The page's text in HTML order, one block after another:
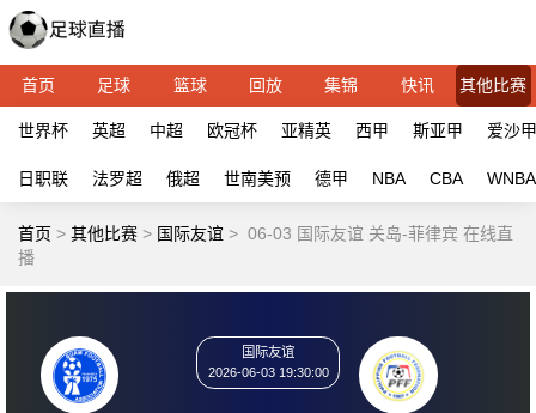
首页 足球 篮球 回放 集锦 快讯 其他比赛
世界杯 英超 中超 欧冠杯 亚精英 西甲 斯亚甲 爱沙甲
日职联 法罗超 俄超 世南美预 德甲 NBA CBA WNBA
首页 > 其他比赛 > 国际友谊 > 06-03 国际友谊 关岛-菲律宾 在线直
播